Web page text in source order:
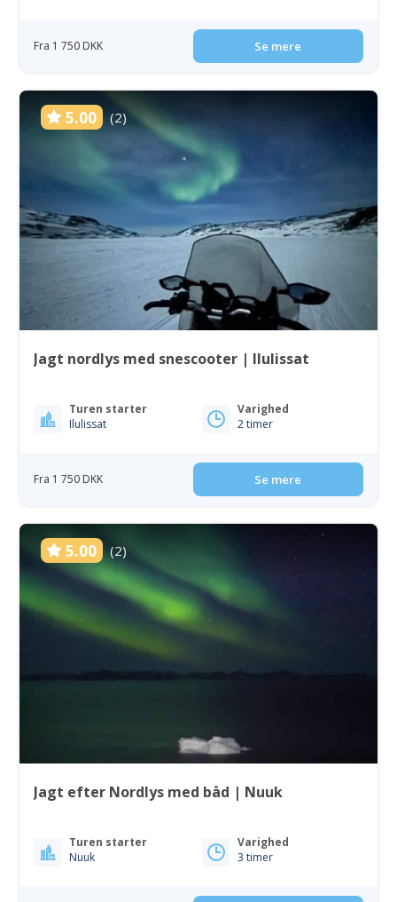
Fra 1 750 DKK Se mere
5.00 (2)
Jagt nordlys med snescooter | Ilulissat
Turen starter
Ilulissat
Varighed
2 timer
Fra 1 750 DKK Se mere
5.00 (2)
Jagt efter Nordlys med båd | Nuuk
Turen starter
Nuuk
Varighed
3 timer